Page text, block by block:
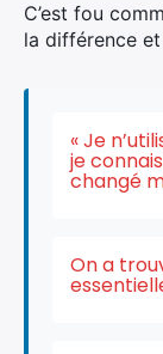
C’est fou
la différence
« Je
je
changé
On a